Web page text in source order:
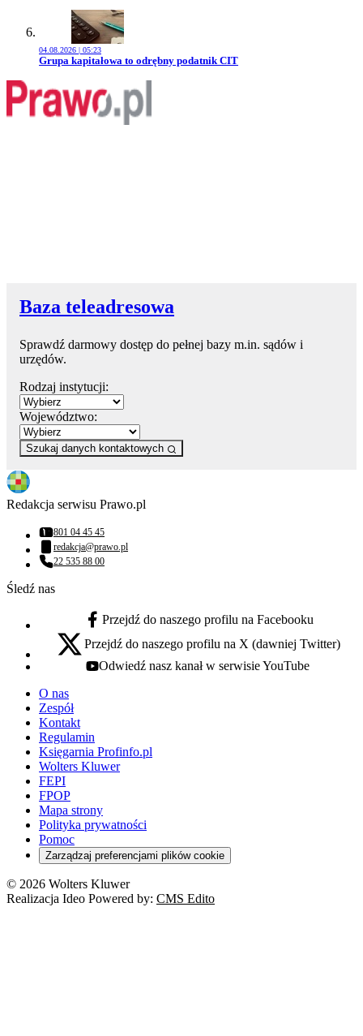
04.08.2026 | 05:23
Przejdź do artykułu:
Grupa kapitałowa to odrębny podatnik CIT
Baza teleadresowa
Sprawdź darmowy dostęp do pełnej bazy m.in. sądów i
urzędów.
Rodzaj instytucji:
Województwo:
Szukaj danych kontaktowych
Redakcja serwisu Prawo.pl
Numer telefonu:
801 04 45 45
Adres email:
redakcja@prawo.pl
Numer telefonu:
22 535 88 00
Śledź nas
facebook - otwiera się w nowej karcie
Przejdź do naszego profilu na Facebooku
x - otwiera się w nowej karcie
Przejdź do naszego profilu na X (dawniej Twitter)
youtube - otwiera się w nowej karcie
Odwiedź nasz kanał w serwisie YouTube
O nas
Zespół
Kontakt
Regulamin
Księgarnia Profinfo.pl
Wolters Kluwer
FEPI
FPOP
Mapa strony
Polityka prywatności
Pomoc
Zarządzaj preferencjami plików cookie
© 2026 Wolters Kluwer
Realizacja Ideo Powered by: CMS Edito